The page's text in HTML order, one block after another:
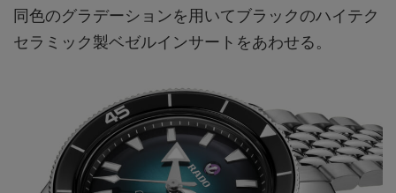
同色のグラデーションを用いてブラックのハイテク
セラミック製ベゼルインサートをあわせる。